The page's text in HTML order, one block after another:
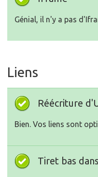
Génial, il n'y a pas
Liens
Réécriture
Bien. Vos liens sont
Tiret bas